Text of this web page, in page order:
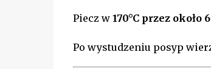
Piecz w 170°C przez około
Po wystudzeniu posyp